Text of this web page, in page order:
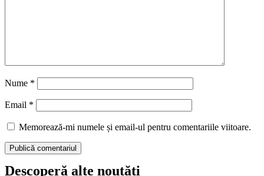
Nume *
Email *
Memorează-mi numele și email-ul pentru comentariile viitoare.
Descoperă alte noutăți